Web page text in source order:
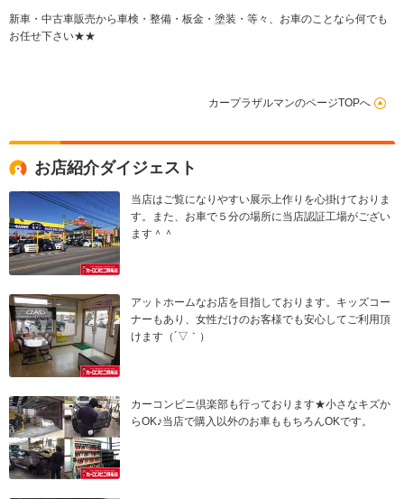
新車・中古車販売から車検・整備・板金・塗装・等々、お車のことなら何でも
お任せ下さい★★
カープラザルマンのページTOPへ
お店紹介ダイジェスト
当店はご覧になりやすい展示上作りを心掛けておりま
す。また、お車で５分の場所に当店認証工場がござい
ます＾＾
アットホームなお店を目指しております。キッズコー
ナーもあり、女性だけのお客様でも安心してご利用頂
けます（´▽｀）
カーコンビニ倶楽部も行っております★小さなキズか
らOK♪当店で購入以外のお車ももちろんOKです。